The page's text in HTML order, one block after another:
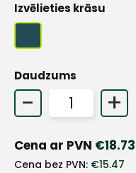
Izvēlieties krāsu
Daudzums
- +
Cena ar PVN €18.73
Cena bez PVN: €15.47
+